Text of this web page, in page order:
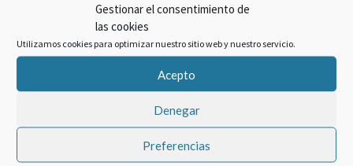
Gestionar el consentimiento de
las cookies
Utilizamos cookies para optimizar nuestro sitio web y nuestro servicio.
Acepto
Denegar
Preferencias
Cualquiera de los contratos suscritos con Iris
Universal SL y cuyo préstamo fue con CAM
contrato a tiempo indefinido.
Categorías
Recuperar Dinero De La Multipropiedad
CAM (Sabadell),Iris Universal SL